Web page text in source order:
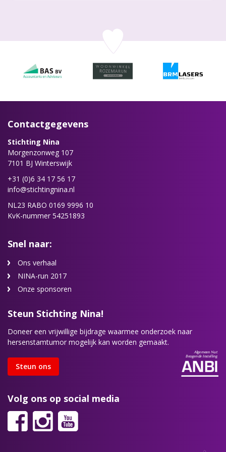
Contactgegevens
Stichting Nina
Morgenzonweg 107
7101 BJ Winterswijk
+31 (0)6 34 17 56 17
info@stichtingnina.nl
NL23 RABO 0169 9996 10
KvK-nummer 54251893
Snel naar:
Ons verhaal
NINA-run 2017
Onze sponsoren
Steun Stichting Nina!
Doneer een vrijwillige bijdrage waarmee onderzoek naar
hersenstamtumor mogelijk kan worden gemaakt.
Steun ons
Volg ons op social media